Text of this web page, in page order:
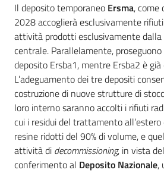
Il deposito temporaneo Ersma, come
2028 accoglierà esclusivamente
attività prodotti esclusivamente dalla
centrale. Parallelamente,
deposito Ersba1, mentre Ersba2 è
L’adeguamento dei tre depositi
costruzione di nuove strutture di
loro interno saranno accolti i rifiuti
cui i residui del trattamento
resine ridotti del 90% di volume, e
attività di decommissioning, in vista
conferimento al Deposito Nazionale,